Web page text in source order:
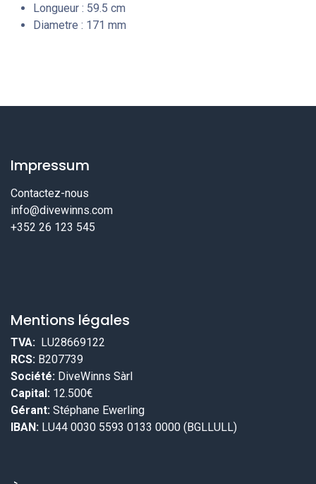
Longueur : 59.5 cm
Diametre : 171 mm
Impressum
Contactez-nous
info@divewinns.com
+352 26 123 545
Mentions légales
TVA: LU28669122
RCS: B207739
Société: DiveWinns Sàrl
Capital: 12.500€
Gérant: Stéphane Ewerling
IBAN: LU44 0030 5593 0133 0000 (BGLLULL)